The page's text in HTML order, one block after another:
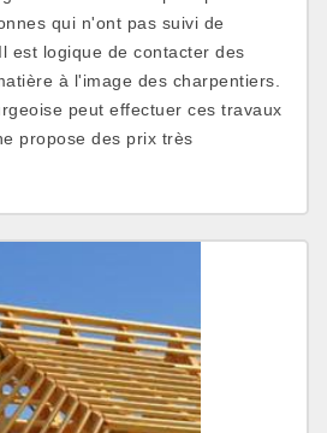
qui n'ont pas suivi de
est logique de contacter des
à l'image des charpentiers.
peut effectuer ces travaux
propose des prix très